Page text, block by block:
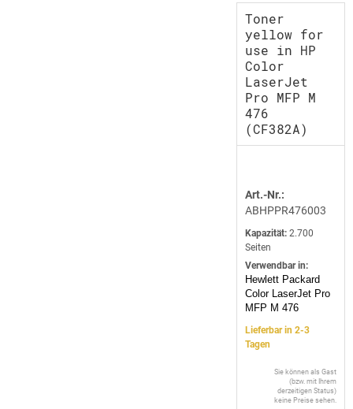
Toner
yellow for
use in HP
Color
LaserJet
Pro MFP M
476
(CF382A)
Art.-Nr.:
ABHPPR476003
Kapazität: 2.700
Seiten
Verwendbar in:
Hewlett Packard
Color LaserJet Pro
MFP M 476
Lieferbar in 2-3
Tagen
Sie können als Gast
(bzw. mit Ihrem
derzeitigen Status)
keine Preise sehen.